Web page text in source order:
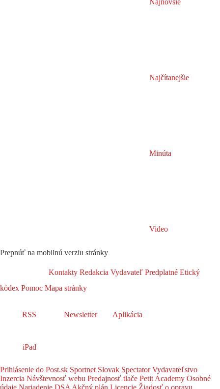
Najnovšie
Najčítanejšie
Minúta
Video
Prepnúť na mobilnú verziu stránky
Kontakty Redakcia Vydavateľ Predplatné Etický
kódex Pomoc Mapa stránky
RSS Newsletter Aplikácia
iPad
Prihlásenie do Post.sk Sportnet Slovak SpectatorVydavateľstvo
Inzercia Návštevnosť webu Predajnosť tlače Petit Academy Osobné